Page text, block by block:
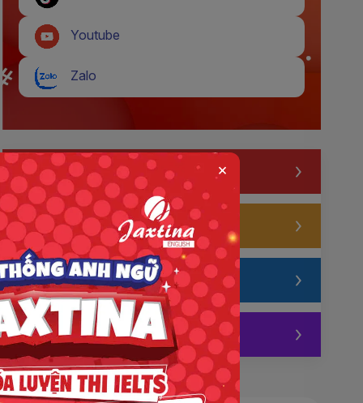
Youtube
Zalo
Thi thử IELTS
Thi thử TOEIC
Thi thử 4SKILLS
Test VSTEP
×